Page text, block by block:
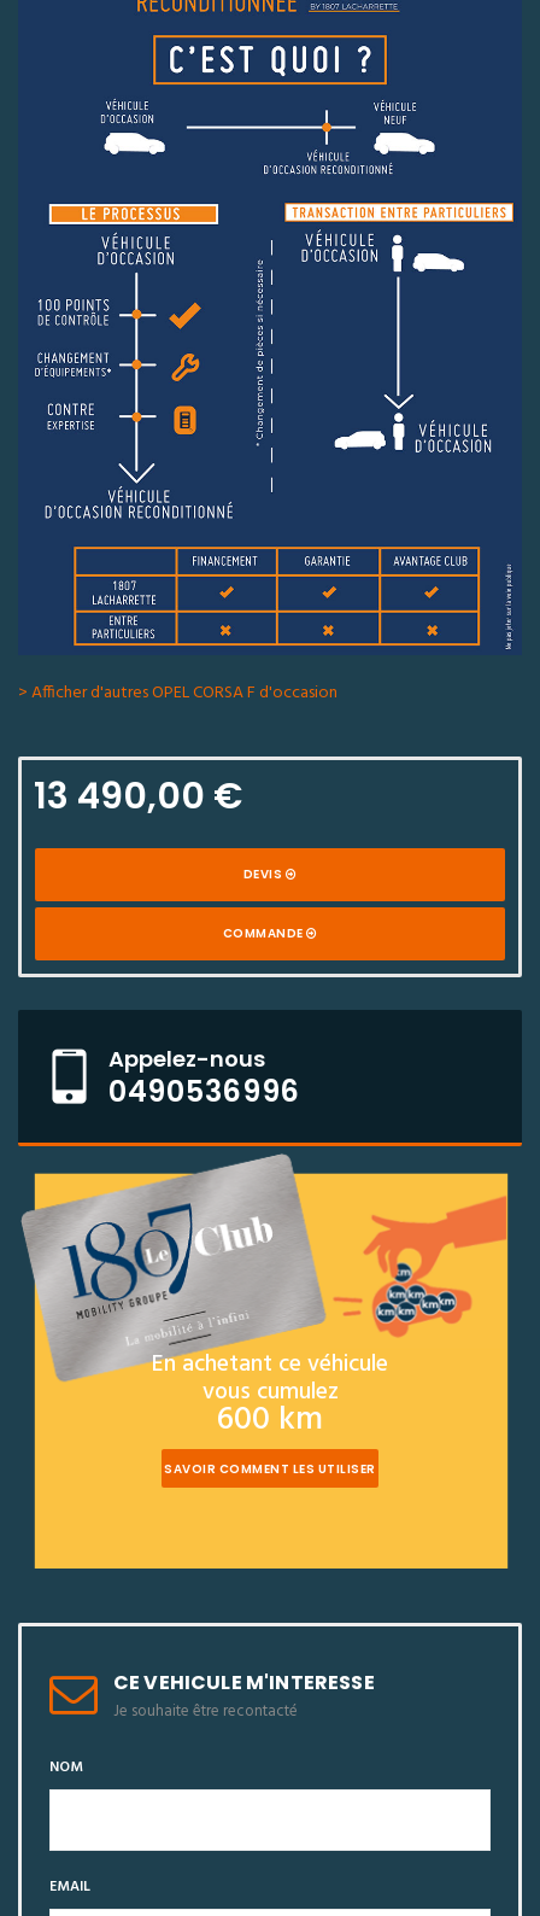
> Afficher d'autres OPEL CORSA F d'occasion
13 490,00 €
DEVIS
COMMANDE
Appelez-nous
0490536996
En achetant ce véhicule
vous cumulez
600 km
SAVOIR COMMENT LES UTILISER
CE VEHICULE M'INTERESSE
Je souhaite être recontacté
NOM
EMAIL